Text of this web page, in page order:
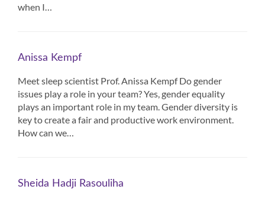
when I…
Anissa Kempf
Meet sleep scientist Prof. Anissa Kempf Do gender
issues play a role in your team? Yes, gender equality
plays an important role in my team. Gender diversity is
key to create a fair and productive work environment.
How can we…
Sheida Hadji Rasouliha